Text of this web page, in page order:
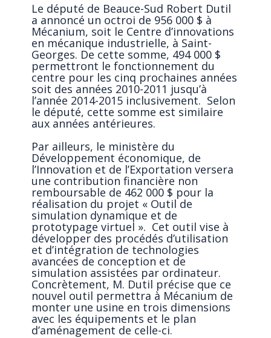
Le député de Beauce-Sud Robert Dutil
a annoncé un octroi de 956 000 $ à
Mécanium, soit le Centre d’innovations
en mécanique industrielle, à Saint-
Georges. De cette somme, 494 000 $
permettront le fonctionnement du
centre pour les cinq prochaines années
soit des années 2010-2011 jusqu’à
l’année 2014-2015 inclusivement. Selon
le député, cette somme est similaire
aux années antérieures.
Par ailleurs, le ministère du
Développement économique, de
l’Innovation et de l’Exportation versera
une contribution financière non
remboursable de 462 000 $ pour la
réalisation du projet « Outil de
simulation dynamique et de
prototypage virtuel ». Cet outil vise à
développer des procédés d’utilisation
et d’intégration de technologies
avancées de conception et de
simulation assistées par ordinateur.
Concrètement, M. Dutil précise que ce
nouvel outil permettra à Mécanium de
monter une usine en trois dimensions
avec les équipements et le plan
d’aménagement de celle-ci.